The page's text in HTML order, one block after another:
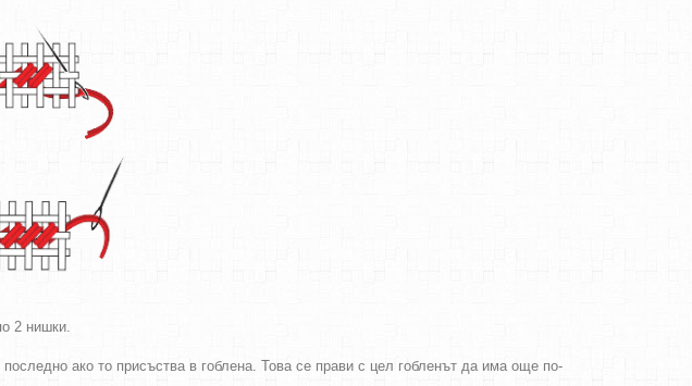
2 нишки.
ако то присъства в гоблена. Това се прави с цел гобленът да има още по-